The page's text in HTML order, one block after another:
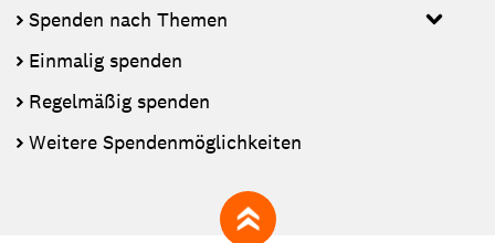
Spenden nach Themen
Einmalig spenden
Regelmäßig spenden
Weitere Spendenmöglichkeiten
zum Seitenanfang